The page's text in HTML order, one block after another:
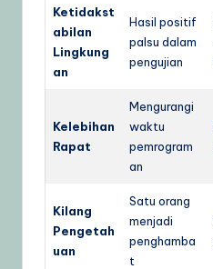
Ketidakst
abilan
Lingkung
an
Hasil positif
palsu dalam
pengujian
Kelebihan
Rapat
Mengurangi
waktu
pemrogram
an
Kilang
Pengetah
uan
Satu orang
menjadi
penghamba
t